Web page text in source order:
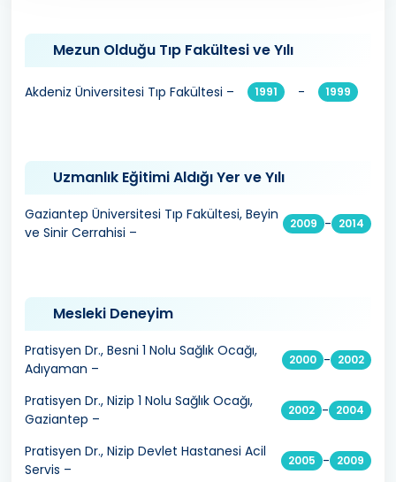
Mezun Olduğu Tıp Fakültesi ve Yılı
Akdeniz Üniversitesi Tıp Fakültesi – 1991 - 1999
Uzmanlık Eğitimi Aldığı Yer ve Yılı
Gaziantep Üniversitesi Tıp Fakültesi, Beyin
ve Sinir Cerrahisi –
2009 - 2014
Mesleki Deneyim
Pratisyen Dr., Besni 1 Nolu Sağlık Ocağı,
Adıyaman –
2000 - 2002
Pratisyen Dr., Nizip 1 Nolu Sağlık Ocağı,
Gaziantep –
2002 - 2004
Pratisyen Dr., Nizip Devlet Hastanesi Acil
Servis –
2005 - 2009